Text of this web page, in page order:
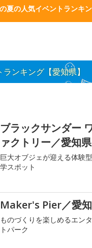
夏の人気イベントランキ
ンキング【愛知県】
ブラックサンダー
ァクトリー／愛知県
巨大オブジェが迎える体験
学スポット
Maker's Pier／愛
ものづくりを楽しめるエン
トパーク